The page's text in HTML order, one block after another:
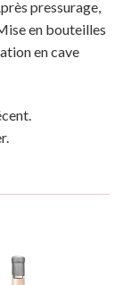
pressurage,
en bouteilles
en cave